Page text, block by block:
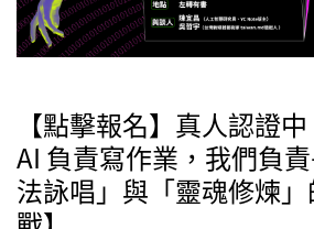
【點擊報名】真人認證
AI 負責寫作業，我們負
法詠唱」與「靈魂修煉